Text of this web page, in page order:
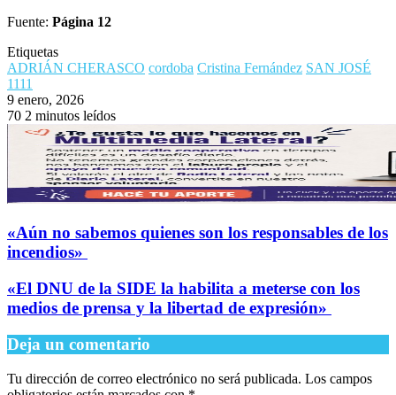
Fuente: Página 12
Etiquetas
ADRIÁN CHERASCO cordoba Cristina Fernández SAN JOSÉ
1111
9 enero, 2026
70 2 minutos leídos
​«Aún no sabemos quienes son los responsables de los
incendios»
​«El DNU de la SIDE la habilita a meterse con los
medios de prensa y la libertad de expresión»
Deja un comentario
Tu dirección de correo electrónico no será publicada. Los campos